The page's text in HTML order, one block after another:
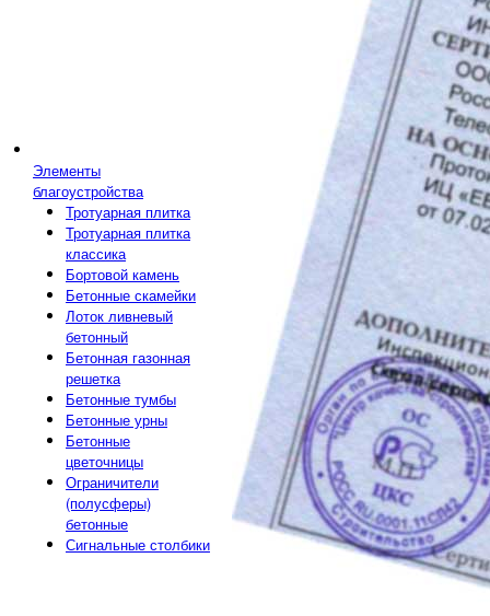
Элементы
благоустройства
Тротуарная плитка
Тротуарная плитка
классика
Бортовой камень
Бетонные скамейки
Лоток ливневый
бетонный
Бетонная газонная
решетка
Бетонные тумбы
Бетонные урны
Бетонные
цветочницы
Ограничители
(полусферы)
бетонные
Сигнальные столбики